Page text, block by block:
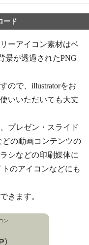
ード
ーアイコン素材はベ
景が透過されたPNG
ので、illustratorをお
いいただいても大丈
プレゼン・スライド
どの動画コンテンツの
シなどの印刷媒体に
のアイコンなどにも
きます。
ン